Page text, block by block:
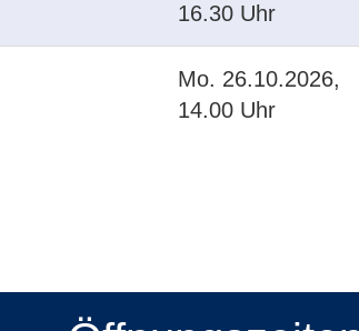
16.30 Uhr
Mo. 26.10.2026,
14.00 Uhr